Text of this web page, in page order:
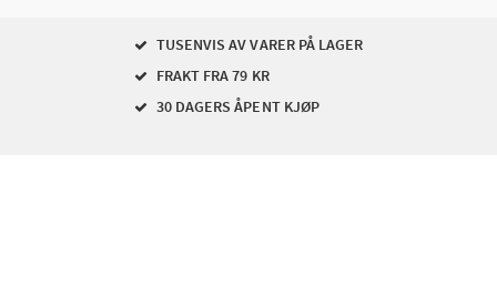
TUSENVIS AV VARER PÅ LAGER
FRAKT FRA 79 KR
30 DAGERS ÅPENT KJØP